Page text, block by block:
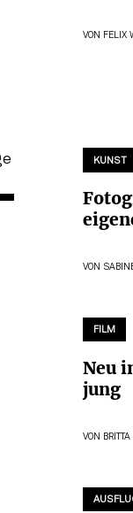
VON FELIX
KUNST
VON
FILM
Neu
jung
VON